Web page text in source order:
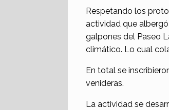
Respetando los
actividad que
galpones del Paseo
climático. Lo cual
En total se
venideras.
La actividad se